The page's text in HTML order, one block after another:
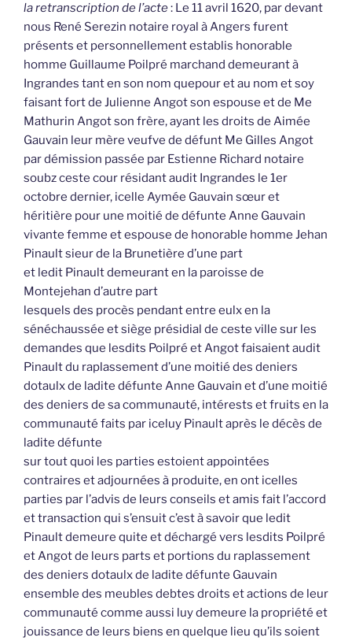
la retranscription de l’acte: Le 11 avril 1620, par devant
nous René Serezin notaire royal à Angers furent
présents et personnellement establis honorable
homme Guillaume Poilpré marchand demeurant à
Ingrandes tant en son nom quepour et au nom et soy
faisant fort de Julienne Angot son espouse et de Me
Mathurin Angot son frère, ayant les droits de Aimée
Gauvain leur mère veufve de défunt Me Gilles Angot
par démission passée par Estienne Richard notaire
soubz ceste cour résidant audit Ingrandes le 1er
octobre dernier, icelle Aymée Gauvain sœur et
héritière pour une moitié de défunte Anne Gauvain
vivante femme et espouse de honorable homme Jehan
Pinault sieur de la Brunetière d’une part
et ledit Pinault demeurant en la paroisse de
Montejehan d’autre part
lesquels des procès pendant entre eulx en la
sénéchaussée et siège présidial de ceste ville sur les
demandes que lesdits Poilpré et Angot faisaient audit
Pinault du raplassement d’une moitié des deniers
dotaulx de ladite défunte Anne Gauvain et d’une moitié
des deniers de sa communauté, intérests et fruits en la
communauté faits par iceluy Pinault après le décès de
ladite défunte
sur tout quoi les parties estoient appointées
contraires et adjournées à produite, en ont icelles
parties par l’advis de leurs conseils et amis fait l’accord
et transaction qui s’ensuit c’est à savoir que ledit
Pinault demeure quite et déchargé vers lesdits Poilpré
et Angot de leurs parts et portions du raplassement
des deniers dotaulx de ladite défunte Gauvain
ensemble des meubles debtes droits et actions de leur
communauté comme aussi luy demeure la propriété et
jouissance de leurs biens en quelque lieu qu’ils soient